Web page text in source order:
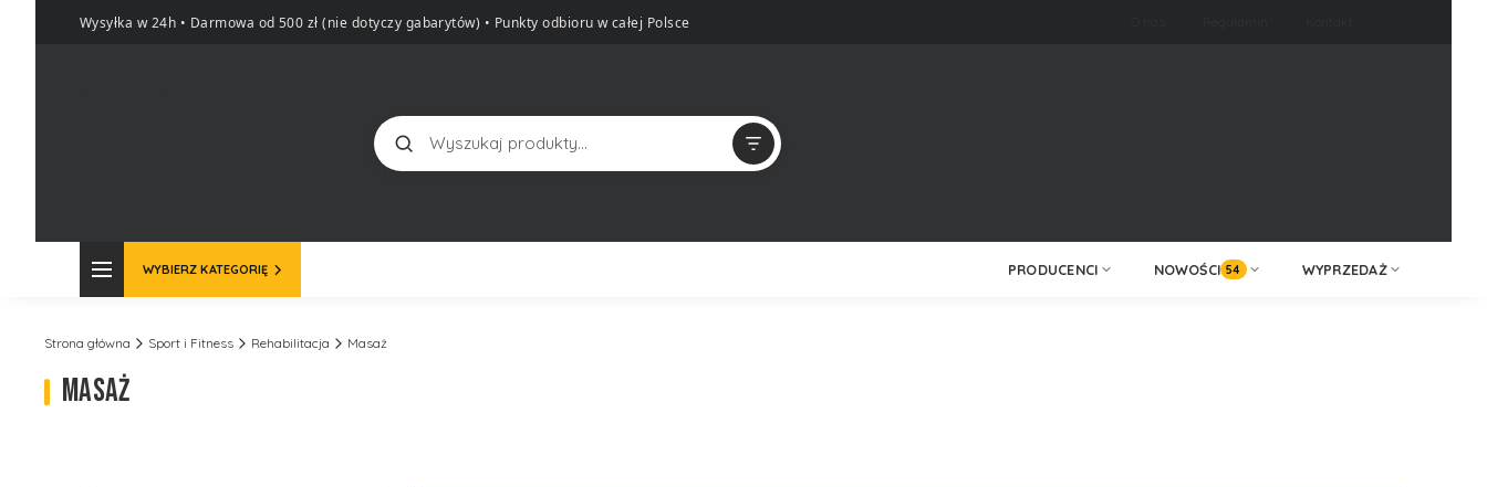
Wysyłka w 24h • Darmowa od 500 zł (nie dotyczy gabarytów) • Punkty odbioru w całej Polsce
Szukaj
WYBIERZ KATEGORIĘ PRODUCENCI NOWOŚCI 54 WYPRZEDAŻ
Strona główna Sport i Fitness Rehabilitacja Masaż
MASAŻ